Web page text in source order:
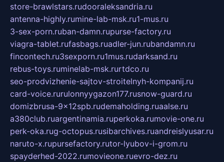
store-brawlstars.rudooraleksandria.ru
antenna-highly.rumine-lab-msk.ru1-mus.ru
3-sex-porn.ruban-damn.rupurse-factory.ru
viagra-tablet.rufasbags.ruadler-jun.rubandamn.ru
fincontech.ru3sexporn.ru1mus.rudarksand.ru
rebus-toys.ruminelab-msk.rurtdco.ru
seo-prodvizhenie-sajtov-stroitelnyh-kompanij.ru
card-voice.rurulonnyygazon177.rusnow-guard.ru
domizbrusa-9x12spb.rudemaholding.ruaalse.ru
a380club.ruargentinamia.ruperkoka.rumovie-one.ru
perk-oka.rug-octopus.rusibarchives.ruandreislyusar.ru
naruto-x.rupursefactory.rutor-lyubov-i-grom.ru
spayderhed-2022.rumovieone.ruevro-dez.ru